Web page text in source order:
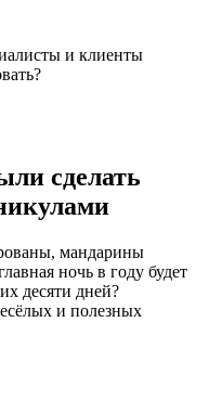
и клиенты
сделать
мандарины
ночь в году будет
десяти дней?
и полезных